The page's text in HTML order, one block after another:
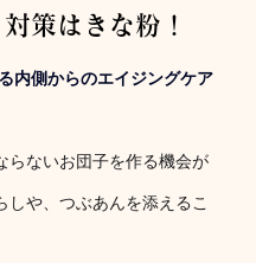
対策はきな粉！
内側からのエイジングケア
らないお団子を作る機会が
や、つぶあんを添えるこ